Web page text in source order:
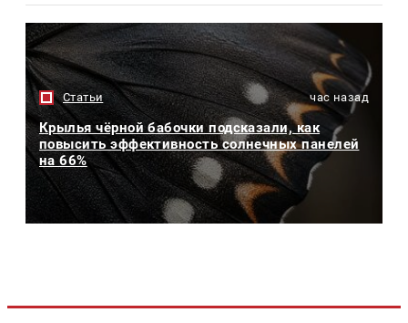
Статьи час назад
Крылья чёрной бабочки подсказали, как
повысить эффективность солнечных панелей
на 66%